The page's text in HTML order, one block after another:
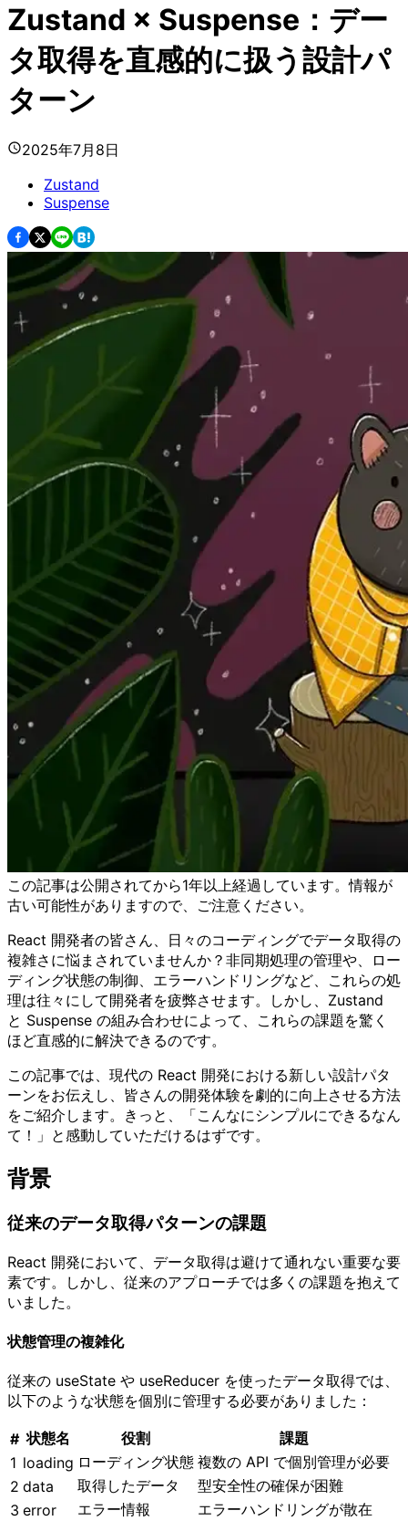
Zustand × Suspense：デー
タ取得を直感的に扱う設計パ
ターン
2025年7月8日
Zustand
Suspense
この記事は公開されてから1年以上経過しています。情報が
古い可能性がありますので、ご注意ください。
React 開発者の皆さん、日々のコーディングでデータ取得の
複雑さに悩まされていませんか？非同期処理の管理や、ロー
ディング状態の制御、エラーハンドリングなど、これらの処
理は往々にして開発者を疲弊させます。しかし、Zustand
と Suspense の組み合わせによって、これらの課題を驚く
ほど直感的に解決できるのです。
この記事では、現代の React 開発における新しい設計パタ
ーンをお伝えし、皆さんの開発体験を劇的に向上させる方法
をご紹介します。きっと、「こんなにシンプルにできるなん
て！」と感動していただけるはずです。
背景
従来のデータ取得パターンの課題
React 開発において、データ取得は避けて通れない重要な要
素です。しかし、従来のアプローチでは多くの課題を抱えて
いました。
状態管理の複雑化
従来の useState や useReducer を使ったデータ取得では、
以下のような状態を個別に管理する必要がありました：
# 状態名 役割
課題
1 loading ローディング状態 複数の API で個別管理が必要
2 data 取得したデータ
型安全性の確保が困難
3 error エラー情報
エラーハンドリングが散在